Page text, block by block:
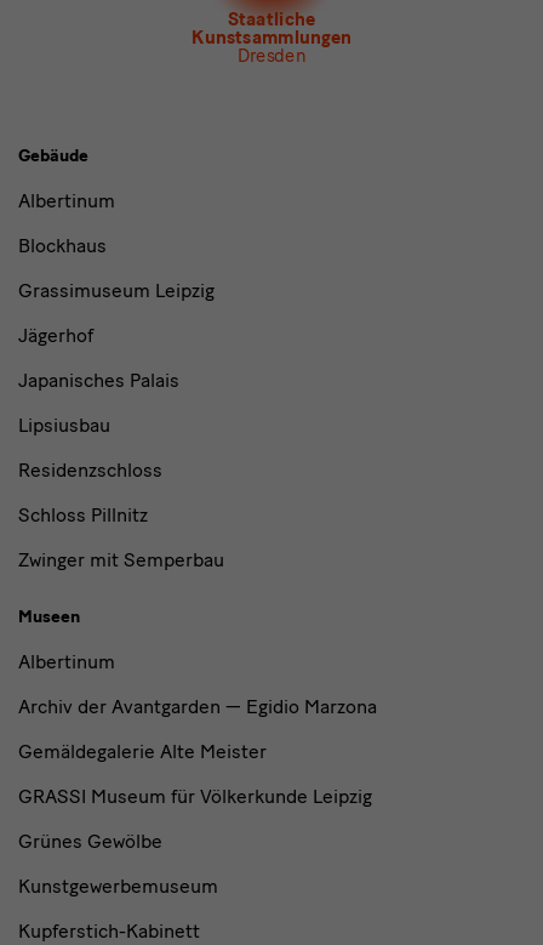
Museum für Sächsische Volkskunst
Staatliche
Kunstsammlungen
Dresden
Gebäude,
Museen
Gebäude
Albertinum
Blockhaus
Grassimuseum Leipzig
Jägerhof
Japanisches Palais
Lipsiusbau
Residenzschloss
Schloss Pillnitz
Zwinger mit Semperbau
Museen
Albertinum
Archiv der Avantgarden — Egidio Marzona
Gemäldegalerie Alte Meister
GRASSI Museum für Völkerkunde Leipzig
Grünes Gewölbe
Kunstgewerbemuseum
Kupferstich-Kabinett